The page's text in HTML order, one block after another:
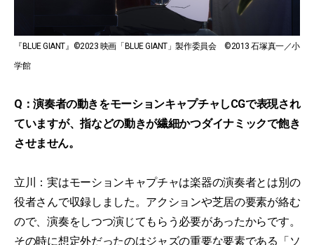
『BLUE GIANT』©2023 映画「BLUE GIANT」製作委員会 ©2013 石塚真一／小
学館
Q：演奏者の動きをモーションキャプチャしCGで表現され
ていますが、指などの動きが繊細かつダイナミックで飽き
させません。
立川：実はモーションキャプチャは楽器の演奏者とは別の
役者さんで収録しました。アクションや芝居の要素が絡む
ので、演奏をしつつ演じてもらう必要があったからです。
その時に想定外だったのはジャズの重要な要素である「ソ